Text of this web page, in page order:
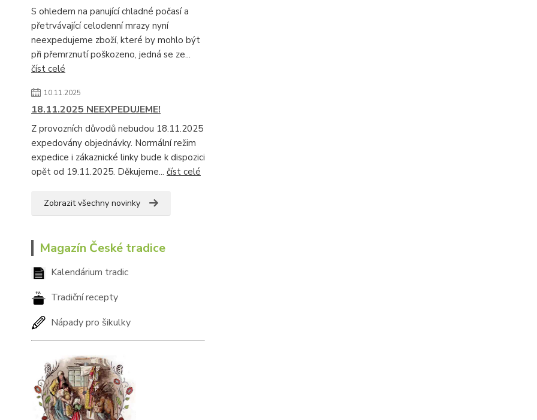
S ohledem na panující chladné počasí a
přetrvávající celodenní mrazy nyní
neexpedujeme zboží, které by mohlo být
při přemrznutí poškozeno, jedná se ze...
číst celé
10.11.2025
18.11.2025 NEEXPEDUJEME!
Z provozních důvodů nebudou 18.11.2025
expedovány objednávky. Normální režim
expedice i zákaznické linky bude k dispozici
opět od 19.11.2025. Děkujeme... číst celé
Zobrazit všechny novinky
Magazín České tradice
Kalendárium tradic
Tradiční recepty
Nápady pro šikulky